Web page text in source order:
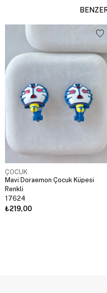
ÇOCUK
Mavi Doraemon Çocuk Küpesi
Renkli
17624
₺219,00